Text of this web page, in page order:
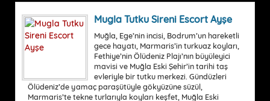
Mugla Tutku Sireni Escort Ayşe
Muğla, Ege’nin incisi, Bodrum’un hareketli
gece hayatı, Marmaris’in turkuaz koyları,
Fethiye’nin Ölüdeniz Plajı’nın büyüleyici
mavisi ve Muğla Eski Şehir’in tarihi taş
evleriyle bir tutku merkezi. Gündüzleri
Ölüdeniz’de yamaç paraşütüyle gökyüzüne süzül,
Marmaris’te tekne turlarıyla koyları keşfet, Muğla Eski